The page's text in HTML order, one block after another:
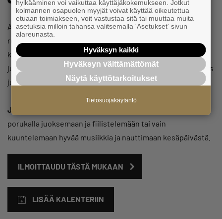
Aiemmista vuosista poiketen, juoksun jälkeen pääsee heti
rentoutumaan ja jatkamaan energistä päivää porukalla
kolmen bändin ilmaiskeikalla, joka löytyy heti
juoksukilpailualueen tuntumasta. Alueelta löytyy apua myös
juoksunjälkeiseen mahan murinaan sekä nesteytykseen.
Ja mikä parasta – ei maksa yhtään mitään!
porukalla juoksemaan ja fiilistelemään tai vain
kuuntelemaan hyvää musiikkia ja nauttimaan kesäpäivästä.
ILMOITTAUDU TÄSTÄ MUKAAN
LISÄÄ KALENTERIIN
hylkääminen voi vaikuttaa käyttäjäkokemukseen. Jotkut
kolmannen osapuolen myyjät voivat käyttää oikeutettua
etuaan toimiakseen, voit vastustaa sitä tai muuttaa muita
asetuksia milloin tahansa valitsemalla 'Asetukset' sivun
alareunasta.
Hyväksyn kaikki
Hyväksyn välttämättömät
Näytä käyttötarkoitukset
Tietosuojakäytäntö